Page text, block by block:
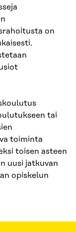
on
tai
toiminta
toisen asteen
uusi jatkuvan
opiskelun